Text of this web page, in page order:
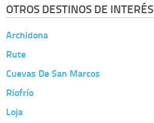
OTROS DESTINOS DE INTERÉS
Archidona
Rute
Cuevas De San Marcos
Riofrío
Loja